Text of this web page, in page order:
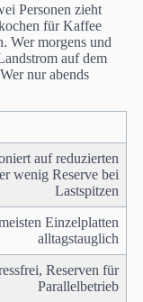
Personen zieht
für Kaffee
Wer morgens und
auf dem
nur abends
auf reduzierten
wenig Reserve bei
Lastspitzen
Einzelplatten
alltagstauglich
Reserven für
Parallelbetrieb